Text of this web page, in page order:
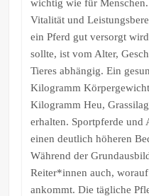
wichtig wie für
Vitalität und
ein Pferd gut versorgt
sollte, ist vom Alter,
Tieres abhängig. Ein
Kilogramm
Kilogramm Heu,
erhalten. Sportpferde und
einen deutlich höheren
Während der
Reiter*innen auch,
ankommt. Die tägliche